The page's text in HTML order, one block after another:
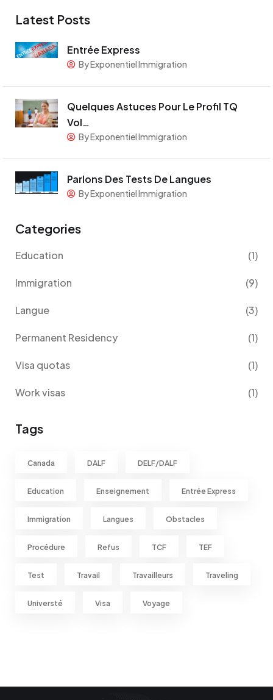
Latest Posts
Entrée Express
By Exponentiel Immigration
Quelques Astuces Pour Le Profil TQ
Vol…
By Exponentiel Immigration
Parlons Des Tests De Langues
By Exponentiel Immigration
Categories
Education (1)
Immigration (9)
Langue (3)
Permanent Residency (1)
Visa quotas (1)
Work visas (1)
Tags
Canada DALF DELF/DALF
Education Enseignement Entrée Express
Immigration Langues Obstacles
Procédure Refus TCF TEF
Test Travail Travailleurs Traveling
Universté Visa Voyage